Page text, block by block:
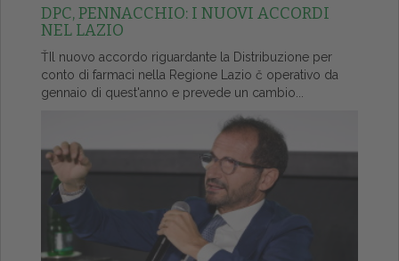
DPC, PENNACCHIO: I NUOVI ACCORDI
NEL LAZIO
ŤIl nuovo accordo riguardante la Distribuzione per
conto di farmaci nella Regione Lazio č operativo da
gennaio di quest'anno e prevede un cambio...